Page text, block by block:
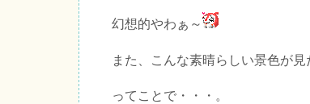
幻想的やわぁ～
また、こんな素晴らしい景色が見
ってことで・・・。